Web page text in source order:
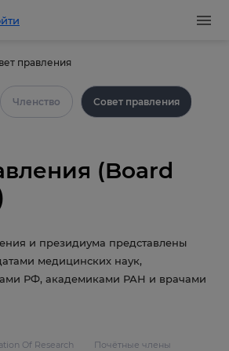
правления
Членство Совет правления
(Board
и президиума представлены
медицинских наук,
РФ, академиками РАН и врачами
Of Research
Почётные члены